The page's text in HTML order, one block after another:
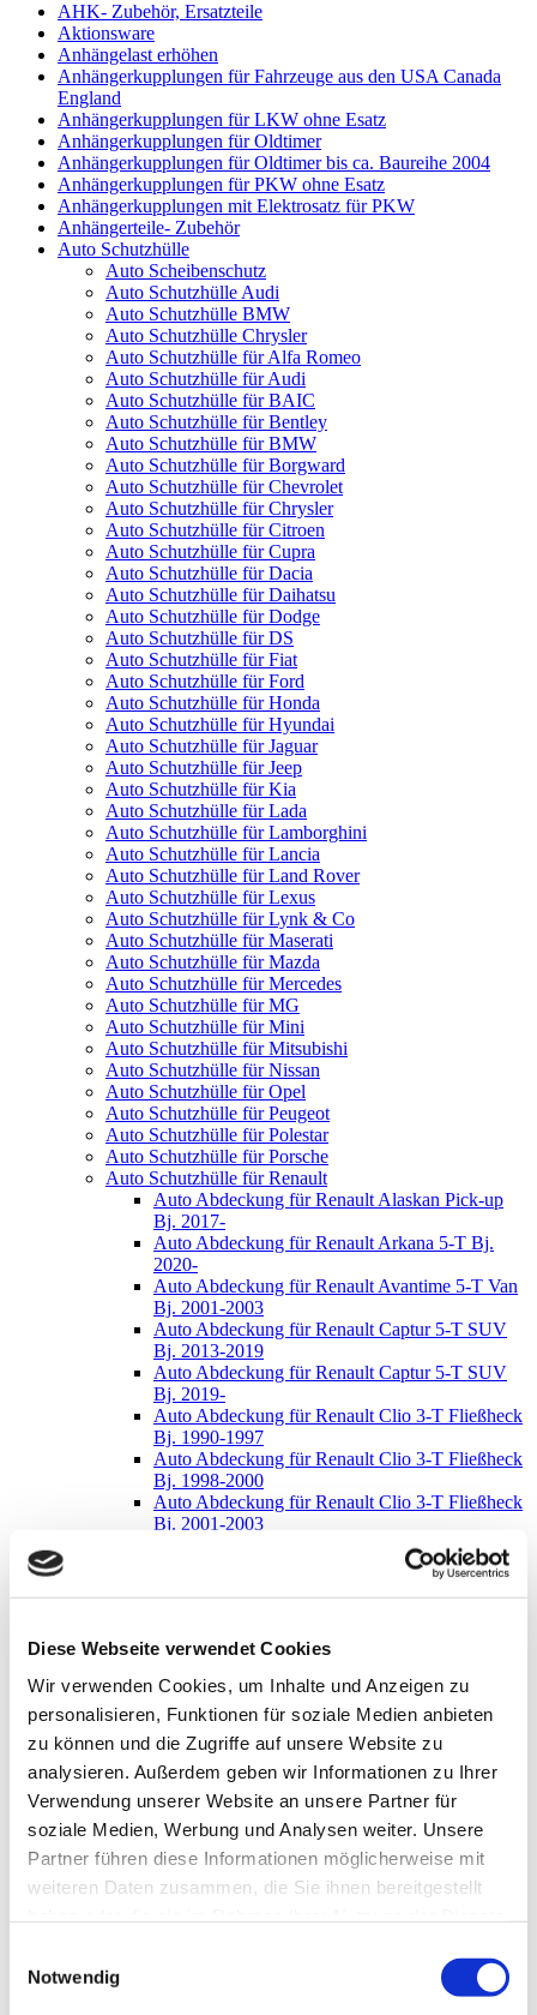
Diese Webseite verwendet Cookies
Wir verwenden Cookies, um Inhalte und Anzeigen zu
personalisieren, Funktionen für soziale Medien anbieten
zu können und die Zugriffe auf unsere Website zu
analysieren. Außerdem geben wir Informationen zu Ihrer
Verwendung unserer Website an unsere Partner für
soziale Medien, Werbung und Analysen weiter. Unsere
Partner führen diese Informationen möglicherweise mit
weiteren Daten zusammen, die Sie ihnen bereitgestellt
Notwendig
AHK- Zubehör, Ersatzteile
Aktionsware
Anhängelast erhöhen
Anhängerkupplungen für Fahrzeuge aus den USA Canada
England
Anhängerkupplungen für LKW ohne Esatz
Anhängerkupplungen für Oldtimer
Anhängerkupplungen für Oldtimer bis ca. Baureihe 2004
Anhängerkupplungen für PKW ohne Esatz
Anhängerkupplungen mit Elektrosatz für PKW
Anhängerteile- Zubehör
Auto Schutzhülle
Auto Scheibenschutz
Auto Schutzhülle Audi
Auto Schutzhülle BMW
Auto Schutzhülle Chrysler
Auto Schutzhülle für Alfa Romeo
Auto Schutzhülle für Audi
Auto Schutzhülle für BAIC
Auto Schutzhülle für Bentley
Auto Schutzhülle für BMW
Auto Schutzhülle für Borgward
Auto Schutzhülle für Chevrolet
Auto Schutzhülle für Chrysler
Auto Schutzhülle für Citroen
Auto Schutzhülle für Cupra
Auto Schutzhülle für Dacia
Auto Schutzhülle für Daihatsu
Auto Schutzhülle für Dodge
Auto Schutzhülle für DS
Auto Schutzhülle für Fiat
Auto Schutzhülle für Ford
Auto Schutzhülle für Honda
Auto Schutzhülle für Hyundai
Auto Schutzhülle für Jaguar
Auto Schutzhülle für Jeep
Auto Schutzhülle für Kia
Auto Schutzhülle für Lada
Auto Schutzhülle für Lamborghini
Auto Schutzhülle für Lancia
Auto Schutzhülle für Land Rover
Auto Schutzhülle für Lexus
Auto Schutzhülle für Lynk & Co
Auto Schutzhülle für Maserati
Auto Schutzhülle für Mazda
Auto Schutzhülle für Mercedes
Auto Schutzhülle für MG
Auto Schutzhülle für Mini
Auto Schutzhülle für Mitsubishi
Auto Schutzhülle für Nissan
Auto Schutzhülle für Opel
Auto Schutzhülle für Peugeot
Auto Schutzhülle für Polestar
Auto Schutzhülle für Porsche
Auto Schutzhülle für Renault
Auto Abdeckung für Renault Alaskan Pick-up
Bj. 2017-
Auto Abdeckung für Renault Arkana 5-T Bj.
2020-
Auto Abdeckung für Renault Avantime 5-T Van
Bj. 2001-2003
Auto Abdeckung für Renault Captur 5-T SUV
Bj. 2013-2019
Auto Abdeckung für Renault Captur 5-T SUV
Bj. 2019-
Auto Abdeckung für Renault Clio 3-T Fließheck
Bj. 1990-1997
Auto Abdeckung für Renault Clio 3-T Fließheck
Bj. 1998-2000
Auto Abdeckung für Renault Clio 3-T Fließheck
Bj. 2001-2003
Auto Abdeckung für Renault Clio 3-T Fließheck
Bj. 1990-1997
Auto Abdeckung für Renault Clio 5-T Fließheck
Bj. 1998-2000
Auto Abdeckung für Renault Clio 5-T Fließheck
Bj. 2001-2003
Auto Abdeckung für Renault Clio 5-T Fließheck
Bj. 2004-2005
Auto Abdeckung für Renault Clio 5-T Fließheck
Bj. 2005-2012
Auto Abdeckung für Renault Clio 5-T Fließheck
Bj. 2013-2019
Auto Abdeckung für Renault Clio 5-T Fließheck
Auto Abdeckung für Renault Clio 5-T Kombi